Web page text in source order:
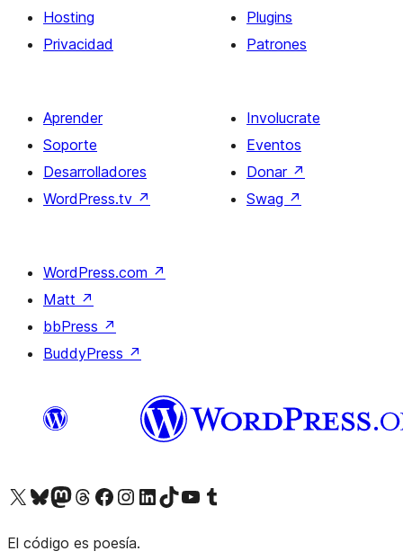
Hosting
Privacidad
Plugins
Patrones
Aprender
Soporte
Desarrolladores
WordPress.tv ↗
Involucrate
Eventos
Donar ↗
Swag ↗
WordPress.com ↗
Matt ↗
bbPress ↗
BuddyPress ↗
Visitá nuestra cuenta de X (anteriormente Twitter)
Visitá nuestra cuenta de Bluesky
Visitá nuestra cuenta de Mastodon
Visitá nuestra cuenta de Threads
Visitá nuestra página de Facebook
Visitá nuestra cuenta de Instagram
Visitá nuestra cuenta de LinkedIn
Visitá nuestra cuenta de TikTok
Visitá nuestro canal de YouTube
Visitá nuestra cuenta de Tumblr
El código es poesía.